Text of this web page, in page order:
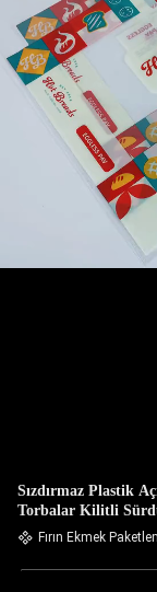
Sızdırmaz Plastik
Torbalar Kilitli
Fırın Ekmek